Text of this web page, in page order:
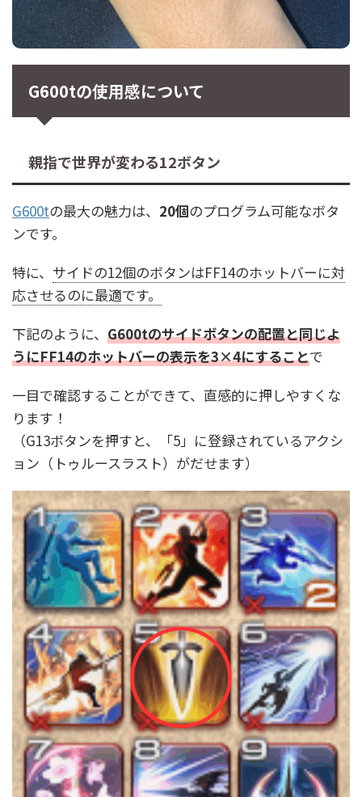
G600tの使用感について
親指で世界が変わる12ボタン
G600tの最大の魅力は、 20個のプログラム可能なボタ
ンです。
特に、 サイドの12個のボタンはFF14のホットバーに対
応させるのに最適です。
下記のように、 G600tのサイドボタンの配置と同じよ
うにFF14のホットバーの表示を3×4にすることで
一目で確認することができて、直感的に押しやすくな
ります！
（G13ボタンを押すと、「5」に登録されているアクシ
ョン（トゥルースラスト）がだせます）